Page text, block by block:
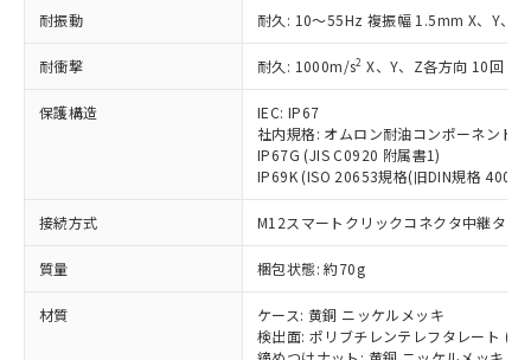
耐振動 耐久: 10～55Hz 複振幅 1.5mm X、Y、Z
耐衝撃 耐久: 1000m/s2 X、Y、Z各方向 10回
保護構造
IEC: IP67
社内規格: オムロン耐油コンポーネント
IP67G (JIS C0920 附属書1)
IP69K (ISO 20653規格(旧DIN規格
接続方式 M12スマートクリックコネクタ中継タイ
質量 梱包状態: 約70g
材質
ケース: 黄銅 ニッケルメッキ
検出面: ポリブチレンテレフタレート
記載している更新日時点での社内デー
タに基づき作成されるものであり、閲
覧された時点での実際の在庫および標
準価格とは異なる場合があることをご
了承ください。
正式な納期状況および標準価格はお客
様のお取引先、またはお客様担当のオ
ムロン制御機器販売店・当社販売員に
ご相談ください。
オムロン制御機器販売店や当社販売拠
販売ネットワーク
」をご確認
在庫状況および標準価格結果を当社の
事前の承諾なく第三者に漏洩または開
六価クロム(Cr(Ⅵ)) 1000ppm以下、ポリ臭化ビフェニル
類(PBB) 1000ppm以下、ポリ臭化ジフェニルエーテル類
(PBDE) 1000ppm以下、フタル酸ビス(2-エチルヘキシ
ル) (DEHP)(別名：DOP) 1000ppm以下、フタル酸ブチ
ルベンジル（BBP） 1000ppm以下、フタル酸ジブチル
（DBP） 1000ppm以下、フタル酸ジイソブチル
適用除外項目は除く。
フタル酸エステル類の４物質については閾値を超える意
図的な使用がないことを確認しています。
*中国RoHS10物質の基準値 (GB/T26572)：
Pb(鉛) :1000ppm、 Hg(水銀) : 1000ppm、 Cd(カドミウ
Cr(Ⅵ)(六価クロム) : 1000ppm、 PBBs(ポリ臭化ビフェ
ニル類) : 1000ppm、 PBDEs(ポリ臭化ジフェニルエーテ
DBP(フタル酸ジブチル) : 1000ppm、 DIBP(フタル酸ジ
イソブチル) : 1000ppm、 BBP(フタル酸ブチルベンジ
DEHP(フタル酸ビス(2-エチルヘキシル)) : 1000ppm
※2 環境保護使用期限
「ｅ」：有害物質（10物質）のすべてが基
（以下｢規制貨物等」という）を輸出
または国外への提供する場合は、日本
国政府の輸出許可(または役務取引許
可)を取得するなどの必要な手続きを
当社は規制貨物を破棄する場合は、完
全に破砕するなど、違法に輸出されな
いよう必要な手段を講じます。
当社は貴社製品を、核兵器、ミサイ
武器並びにこれらの製造装置等に一切
使用いたしません。
当社は、貴社製品を第三者に販売する
場合は、上記1、2および3の内容を当
一定数以上の在庫あり
一定数には満たないが在庫あり
在庫なし(最新の在庫状況につ
いては、お客様のお取引先、ま
たはお客様担当のオムロン制御
機器販売店・当社販売員にご確
認ください)